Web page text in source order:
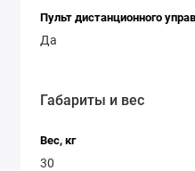
Пульт дистанционного
Да
Габариты и вес
Вес, кг
30